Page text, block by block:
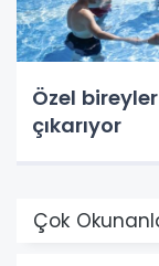
Özel
çıkarıyor
Çok